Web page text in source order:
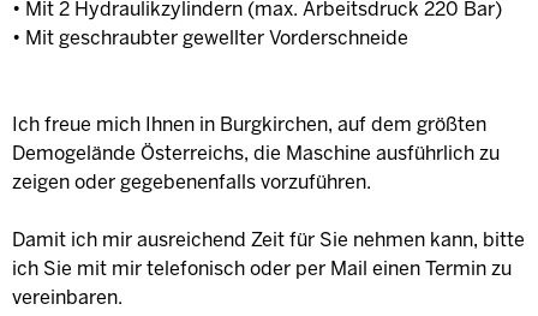
• Mit 2 Hydraulikzylindern (max. Arbeitsdruck 220 Bar)
• Mit geschraubter gewellter Vorderschneide
Ich freue mich Ihnen in Burgkirchen, auf dem größten
Demogelände Österreichs, die Maschine ausführlich zu
zeigen oder gegebenenfalls vorzuführen.
Damit ich mir ausreichend Zeit für Sie nehmen kann, bitte
ich Sie mit mir telefonisch oder per Mail einen Termin zu
vereinbaren.